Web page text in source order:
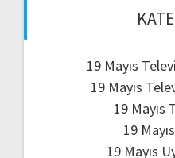
19 Mayıs
19 Mayıs
19 Mayıs
19
19 Mayıs